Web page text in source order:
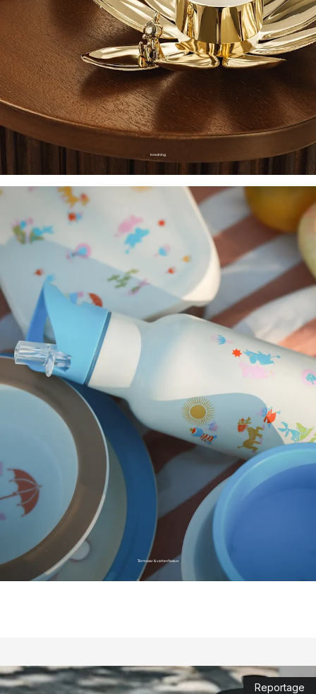
Inredning
Termosar & vattenflaskor
Reportage